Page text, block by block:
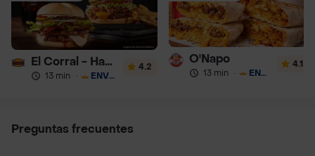
El Corral - Hamburguesa
13 min · ENVÍO GRATIS
4.2
O'Napo
13 min · ENVÍO GRATIS
4.1
Preguntas frecuentes